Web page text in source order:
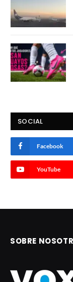
SOCIAL
Facebook
YouTube
SOBRE